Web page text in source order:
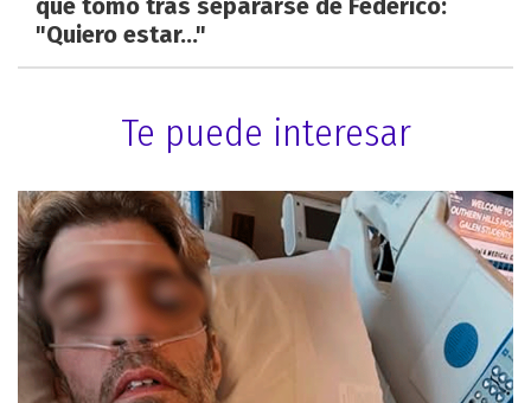
"Quiero estar..."
Te puede interesar